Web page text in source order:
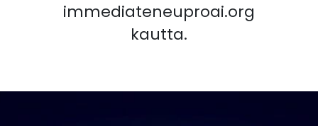
immediateneuproai.org
kautta.